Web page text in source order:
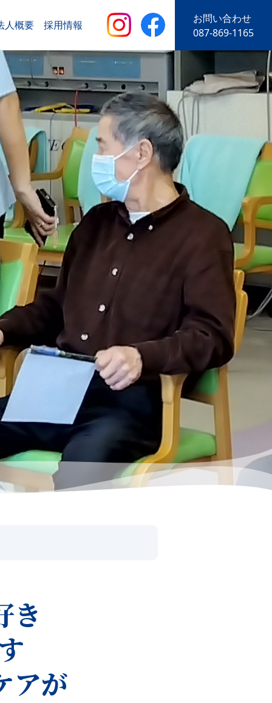
お問い合わせ
087-869-1165
人概要 採用情報
き
アが